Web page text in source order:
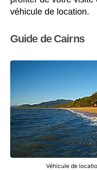
véhicule de location.
Guide de Cairns
Véhicule de